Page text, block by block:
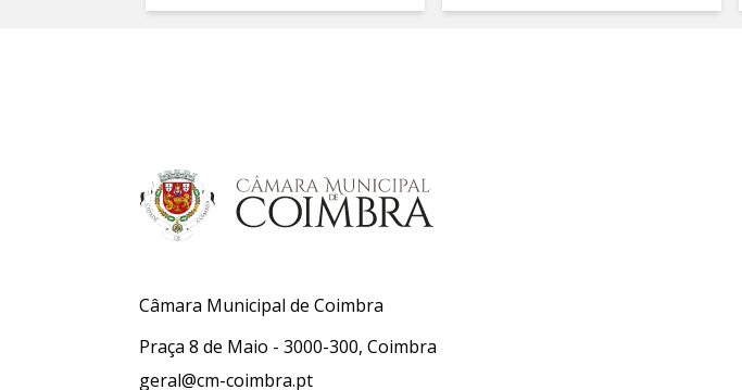
Câmara Municipal de Coimbra
Praça 8 de Maio - 3000-300, Coimbra
geral@cm-coimbra.pt